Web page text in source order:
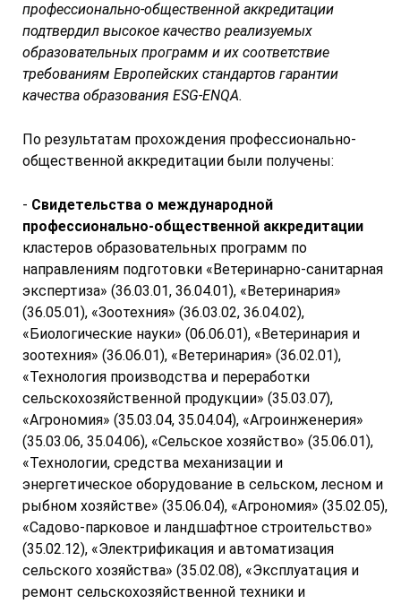
профессионально-общественной аккредитации
подтвердил высокое качество реализуемых
образовательных программ и их соответствие
требованиям Европейских стандартов гарантии
качества образования ESG-ENQA.
По результатам прохождения профессионально-
общественной аккредитации были получены:
- Свидетельства о международной
профессионально-общественной аккредитации
кластеров образовательных программ по
направлениям подготовки «Ветеринарно-санитарная
экспертиза» (36.03.01, 36.04.01), «Ветеринария»
(36.05.01), «Зоотехния» (36.03.02, 36.04.02),
«Биологические науки» (06.06.01), «Ветеринария и
зоотехния» (36.06.01), «Ветеринария» (36.02.01),
«Технология производства и переработки
сельскохозяйственной продукции» (35.03.07),
«Агрономия» (35.03.04, 35.04.04), «Агроинженерия»
(35.03.06, 35.04.06), «Сельское хозяйство» (35.06.01),
«Технологии, средства механизации и
энергетическое оборудование в сельском, лесном и
рыбном хозяйстве» (35.06.04), «Агрономия» (35.02.05),
«Садово-парковое и ландшафтное строительство»
(35.02.12), «Электрификация и автоматизация
сельского хозяйства» (35.02.08), «Эксплуатация и
ремонт сельскохозяйственной техники и